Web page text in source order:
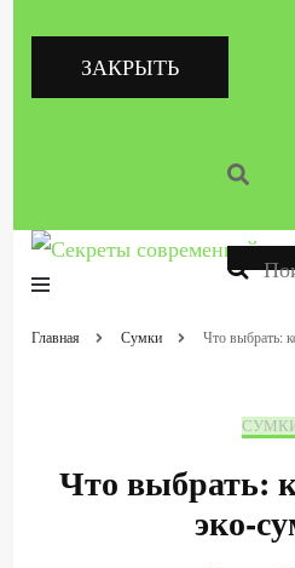
ЗАКРЫТЬ
Секреты
женщины
Как всегда быть стильной, красивой,
Главная Сумки Что выбрать:
Что выбрать:
эко-